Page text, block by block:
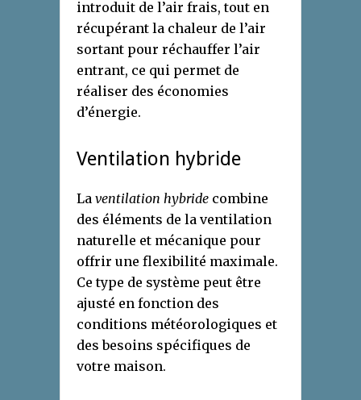
introduit de l’air frais, tout en
récupérant la chaleur de l’air
sortant pour réchauffer l’air
entrant, ce qui permet de
réaliser des économies
d’énergie.
Ventilation hybride
La ventilation hybride combine
des éléments de la ventilation
naturelle et mécanique pour
offrir une flexibilité maximale.
Ce type de système peut être
ajusté en fonction des
conditions météorologiques et
des besoins spécifiques de
votre maison.